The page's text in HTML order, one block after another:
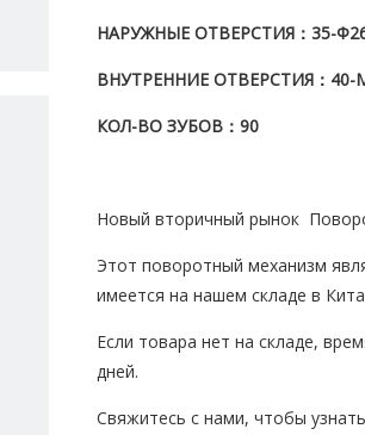
НАРУЖНЫЕ ОТВЕРСТИЯ ：35-
ВНУТРЕННИЕ ОТВЕРСТИЯ ：40-
КОЛ-ВО ЗУБОВ ：90
Новый вторичный рынок
Этот поворотный механизм
имеется на нашем складе в
Если товара нет на складе,
дней.
Свяжитесь с нами, чтобы